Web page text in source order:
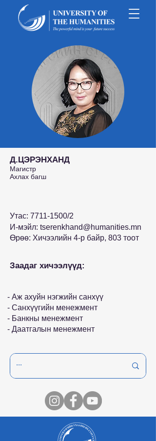
Д.ЦЭРЭНХАНД
Магистр
Ахлах багш
Утас: 7711-1500/2
И-мэйл: tserenkhand@humanities.mn
Өрөө: Хичээлийн 4-р байр, 803 тоот
Заадаг хичээлүүд:
- Аж ахуйн нэгжийн санхүү
- Санхүүгийн менежмент
- Банкны менежмент
- Даатгалын менежмент